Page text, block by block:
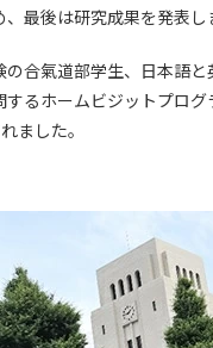
最後は研究成果を発表し
合氣道部学生、日本語
るホームビジットプロ
ました。